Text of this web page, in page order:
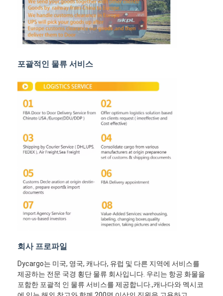
해상운송
중국에서 DDP 배송
아마존으로 배송
트럭 화물
창고 서비스
포괄적인 물류 서비스
회사 프로파일
Dycargo는 미국, 영국, 캐나다, 유럽 및 다른 지역에 서비스를
제공하는 전문 국경 횡단 물류 회사입니다. 우리는 항공 화물을
포함한 포괄적 인 물류 서비스를 제공합니다.,캐나다와 멕시코